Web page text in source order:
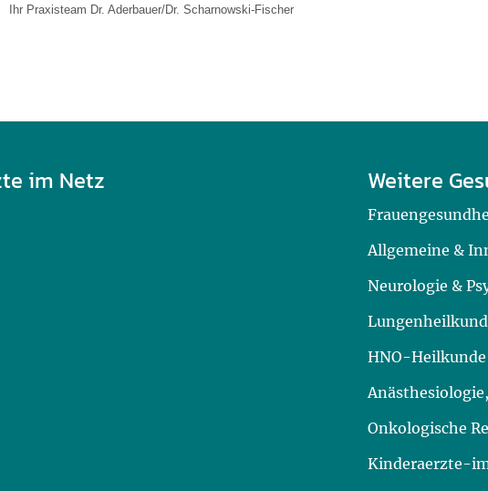
Ihr Praxisteam Dr. Aderbauer/Dr. Scharnowski-Fischer
im Netz Weitere
Allgemeine &
Neurologie &
HNO-Heilkunde
Onkologische
Kinderaerzte-